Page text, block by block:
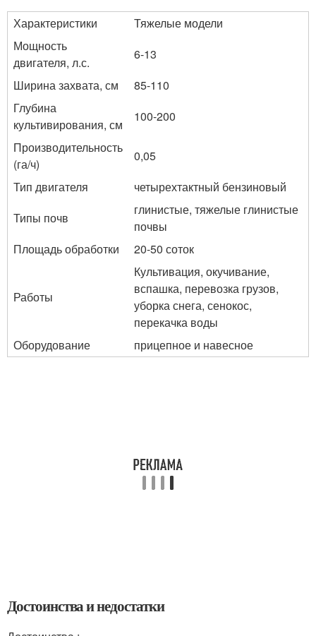
Характеристики
Тяжелые модели
Мощность
двигателя, л.с.
6-13
Ширина захвата, см
85-110
Глубина
культивирования, см
100-200
Производительность
(га/ч)
0,05
Тип двигателя
четырехтактный бензиновый
Типы почв
глинистые, тяжелые глинистые
почвы
Площадь обработки
20-50 соток
Работы
Культивация, окучивание,
вспашка, перевозка грузов,
уборка снега, сенокос,
перекачка воды
Оборудование
прицепное и навесное
Достоинства и недостатки